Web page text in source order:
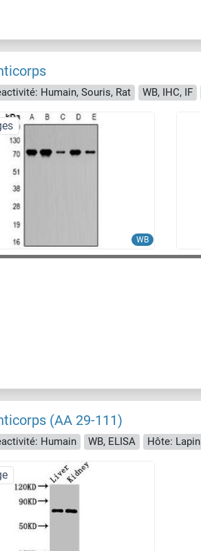
Humain, Souris, Rat WB, IHC, IF
WB
(AA 29-111)
Humain WB, ELISA Hôte: Lapin